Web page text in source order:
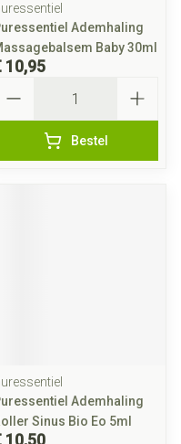
Ademhaling
Baby 30ml
10,95
Bestel
Ademhaling
Sinus Bio Eo 5ml
10,50